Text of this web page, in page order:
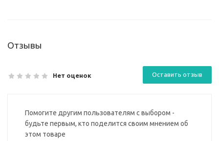
Отзывы
Нет оценок Оставить отзыв
Помогите другим пользователям с выбором -
будьте первым, кто поделится своим мнением об
этом товаре